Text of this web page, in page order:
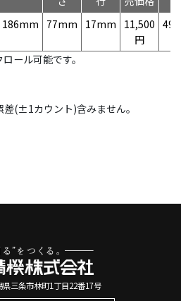
186mm 77mm 17mm
11,500
円
ール可能です。
(±1カウント)含みません。
県三条市林町1丁目22番17号